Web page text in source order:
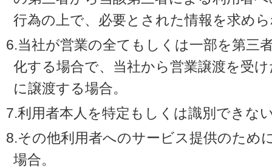
行為の上で、必要とされた情報を求め
6.当社が営業の全てもしくは一部を第三
化する場合で、当社から営業譲渡を受
に譲渡する場合。
7.利用者本人を特定もしくは識別できな
8.その他利用者へのサービス提供のため
場合。